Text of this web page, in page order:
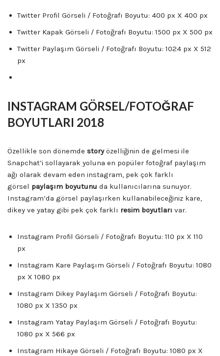
Twitter Profil Görseli / Fotoğrafı Boyutu: 400 px X 400 px
Twitter Kapak Görseli / Fotoğrafı Boyutu: 1500 px X 500 px
Twitter Paylaşım Görseli / Fotoğrafı Boyutu: 1024 px X 512
px
INSTAGRAM GÖRSEL/FOTOĞRAF
BOYUTLARI 2018
Özellikle son dönemde storyözelliğinin de gelmesi ile
Snapchat’i sollayarak yoluna en popüler fotoğraf paylaşım
ağı olarak devam eden instagram, pek çok farklı
görsel paylaşım boyutunu da kullanıcılarına sunuyor.
Instagram’da görsel paylaşırken kullanabileceğiniz kare,
dikey ve yatay gibi pek çok farklı resim boyutları var.
Instagram Profil Görseli / Fotoğrafı Boyutu: 110 px X 110
px
Instagram Kare Paylaşım Görseli / Fotoğrafı Boyutu: 1080
px X 1080 px
Instagram Dikey Paylaşım Görseli / Fotoğrafı Boyutu:
1080 px X 1350 px
Instagram Yatay Paylaşım Görseli / Fotoğrafı Boyutu:
1080 px X 566 px
Instagram Hikaye Görseli / Fotoğrafı Boyutu: 1080 px X